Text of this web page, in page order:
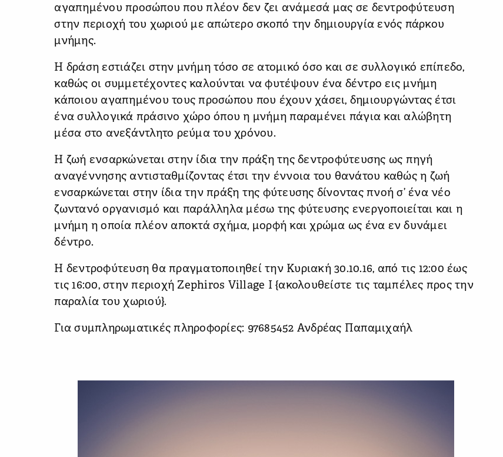
αγαπημένου προσώπου που πλέον δεν ζει ανάμεσά μας σε δεντροφύτευση
στην περιοχή του χωριού με απώτερο σκοπό την δημιουργία ενός πάρκου
μνήμης.
Η δράση εστιάζει στην μνήμη τόσο σε ατομικό όσο και σε συλλογικό επίπεδο,
καθώς οι συμμετέχοντες καλούνται να φυτέψουν ένα δέντρο εις μνήμη
κάποιου αγαπημένου τους προσώπου που έχουν χάσει, δημιουργώντας έτσι
ένα συλλογικά πράσινο χώρο όπου η μνήμη παραμένει πάγια και αλώβητη
μέσα στο ανεξάντλητο ρεύμα του χρόνου.
Η ζωή ενσαρκώνεται στην ίδια την πράξη της δεντροφύτευσης ως πηγή
αναγέννησης αντισταθμίζοντας έτσι την έννοια του θανάτου καθώς η ζωή
ενσαρκώνεται στην ίδια την πράξη της φύτευσης δίνοντας πνοή σ’ ένα νέο
ζωντανό οργανισμό και παράλληλα μέσω της φύτευσης ενεργοποιείται και η
μνήμη η οποία πλέον αποκτά σχήμα, μορφή και χρώμα ως ένα εν δυνάμει
δέντρο.
Η δεντροφύτευση θα πραγματοποιηθεί την Κυριακή 30.10.16, από τις 12:00 έως
τις 16:00, στην περιοχή Zephiros Village I {ακολουθείστε τις ταμπέλες προς την
παραλία του χωριού}.
Για συμπληρωματικές πληροφορίες: 97685452 Ανδρέας Παπαμιχαήλ